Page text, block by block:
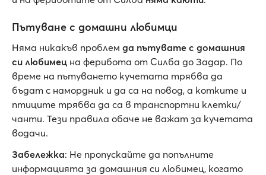
Пътуване с домашни любимци
Няма никакъв проблем да пътувате с домашния
си любимец на ферибота от Силба до Задар. По
време на пътуването кучетата трябва да
бъдат с намордник и да са на повод, а котките и
птиците трябва да са в транспортни клетки/
чанти. Тези правила обаче не важат за кучетата
водачи.
Забележка: Не пропускайте да попълните
информацията за домашния си любимец, когато